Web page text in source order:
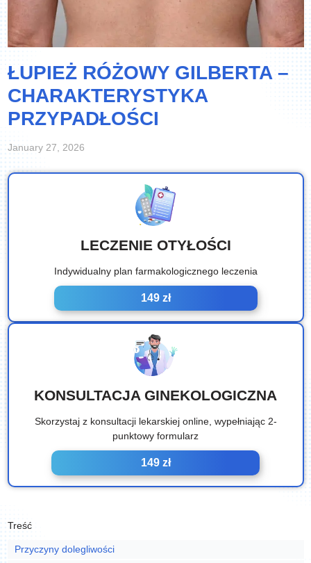
ŁUPIEŻ RÓŻOWY GILBERTA –
CHARAKTERYSTYKA
PRZYPADŁOŚCI
January 27, 2026
LECZENIE OTYŁOŚCI
Indywidualny plan farmakologicznego leczenia
149 zł
KONSULTACJA GINEKOLOGICZNA
Skorzystaj z konsultacji lekarskiej online, wypełniając 2-
punktowy formularz
149 zł
Treść
Przyczyny dolegliwości